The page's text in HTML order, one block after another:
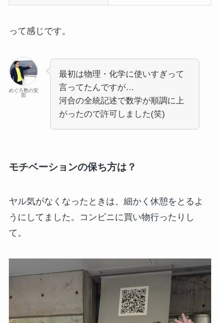
って感じです。
めぐろ塾の安
田
最初は物理・化学に使いすぎって
言ってたんですが…
河合の全統記述で数学が順調に上
がったので許可しました(笑)
モチベーションの保ち方は？
ヤル気がなくなったときは、細かく休憩をとるよ
うにしてました。コンビニに買い物行ったりし
て。